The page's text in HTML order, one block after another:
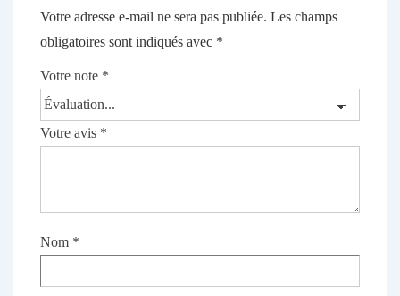
Votre adresse e-mail ne sera pas publiée. Les champs
obligatoires sont indiqués avec *
Votre note *
Votre avis *
Nom *